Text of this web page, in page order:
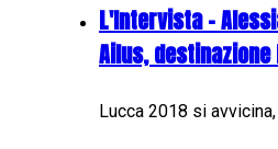
L'Intervista -
Ailus, destinazione
Lucca 2018 si